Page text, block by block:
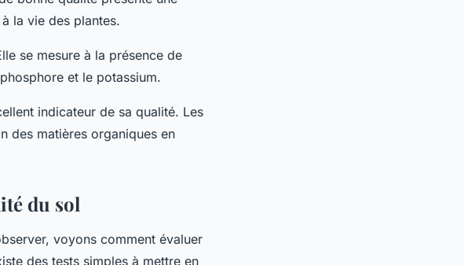
la vie des plantes.
se mesure à la présence de
et le potassium.
indicateur de sa qualité. Les
des matières organiques en
du sol
voyons comment évaluer
des tests simples à mettre en